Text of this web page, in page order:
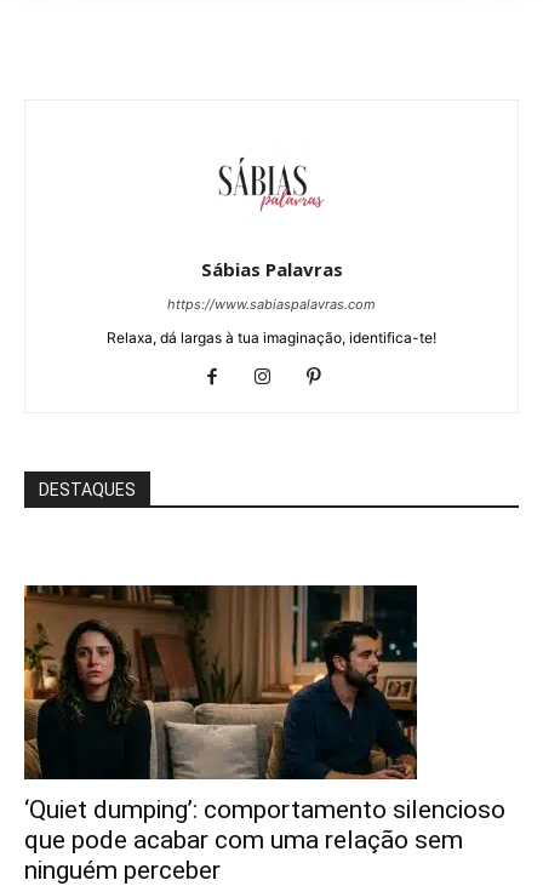
Sábias Palavras
https://www.sabiaspalavras.com
Relaxa, dá largas à tua imaginação, identifica-te!
DESTAQUES
‘Quiet dumping’: comportamento silencioso
que pode acabar com uma relação sem
ninguém perceber